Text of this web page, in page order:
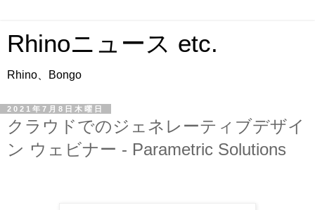
Rhinoニュース etc.
Rhino、Bongo
2021年7月8日木曜日
クラウドでのジェネレーティブデザイ
ン ウェビナー - Parametric Solutions